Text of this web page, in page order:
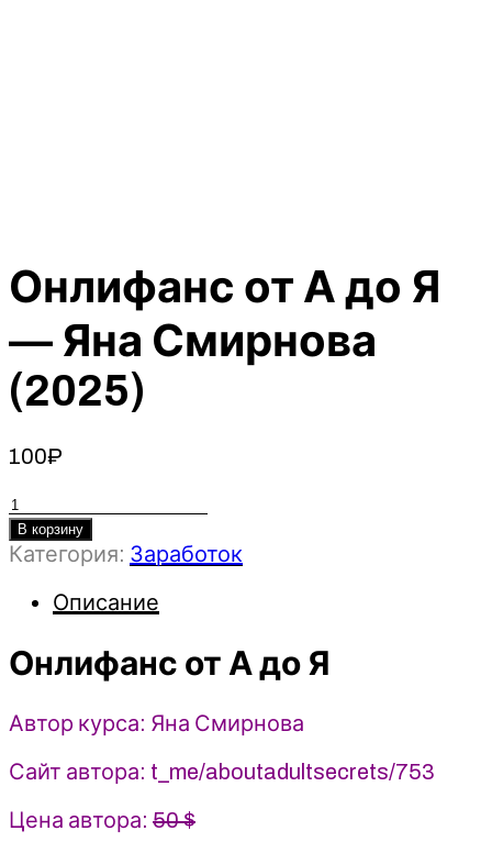
Онлифанс от А до Я
— Яна Смирнова
(2025)
100₽
Количество
товара
Онлифанс
Я
Яна
Смирнова
(2025)
В корзину
Категория: Заработок
Описание
Онлифанс от А до Я
Автор курса: Яна Смирнова
Сайт автора: t_me/aboutadultsecrets/753
Цена автора: 50 $